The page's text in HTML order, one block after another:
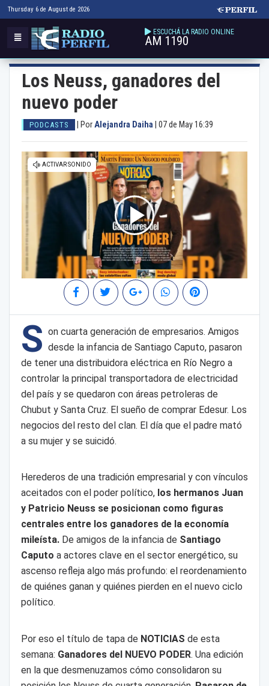
Thursday 6 de August de 2026
ESCUCHÁ LA RADIO ONLINE
AM 1190
Los Neuss, ganadores del
nuevo poder
PODCASTS PorAlejandra Daiha 07 de May 16:39
S on cuarta generación de empresarios. Amigos
desde la infancia de Santiago Caputo, pasaron
de tener una distribuidora eléctrica en Río Negro a
controlar la principal transportadora de electricidad
del país y se quedaron con áreas petroleras de
Chubut y Santa Cruz. El sueño de comprar Edesur. Los
negocios del resto del clan. El día que el padre mató
a su mujer y se suicidó.
Herederos de una tradición empresarial y con vínculos
aceitados con el poder político, los hermanos Juan
y Patricio Neuss se posicionan como figuras
centrales entre los ganadores de la economía
mileísta. De amigos de la infancia de Santiago
Caputo a actores clave en el sector energético, su
ascenso refleja algo más profundo: el reordenamiento
de quiénes ganan y quiénes pierden en el nuevo ciclo
político.
Por eso el título de tapa de NOTICIAS de esta
semana: Ganadores del NUEVO PODER. Una edición
en la que desmenuzamos cómo consolidaron su